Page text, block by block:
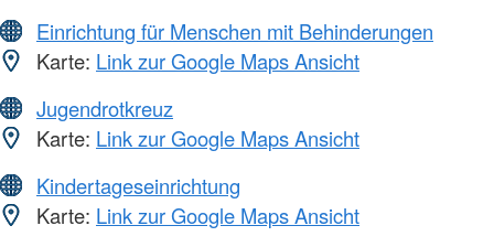
Einrichtung für Menschen mit Behinderungen
Karte: Link zur Google Maps Ansicht
Jugendrotkreuz
Karte: Link zur Google Maps Ansicht
Kindertageseinrichtung
Karte: Link zur Google Maps Ansicht